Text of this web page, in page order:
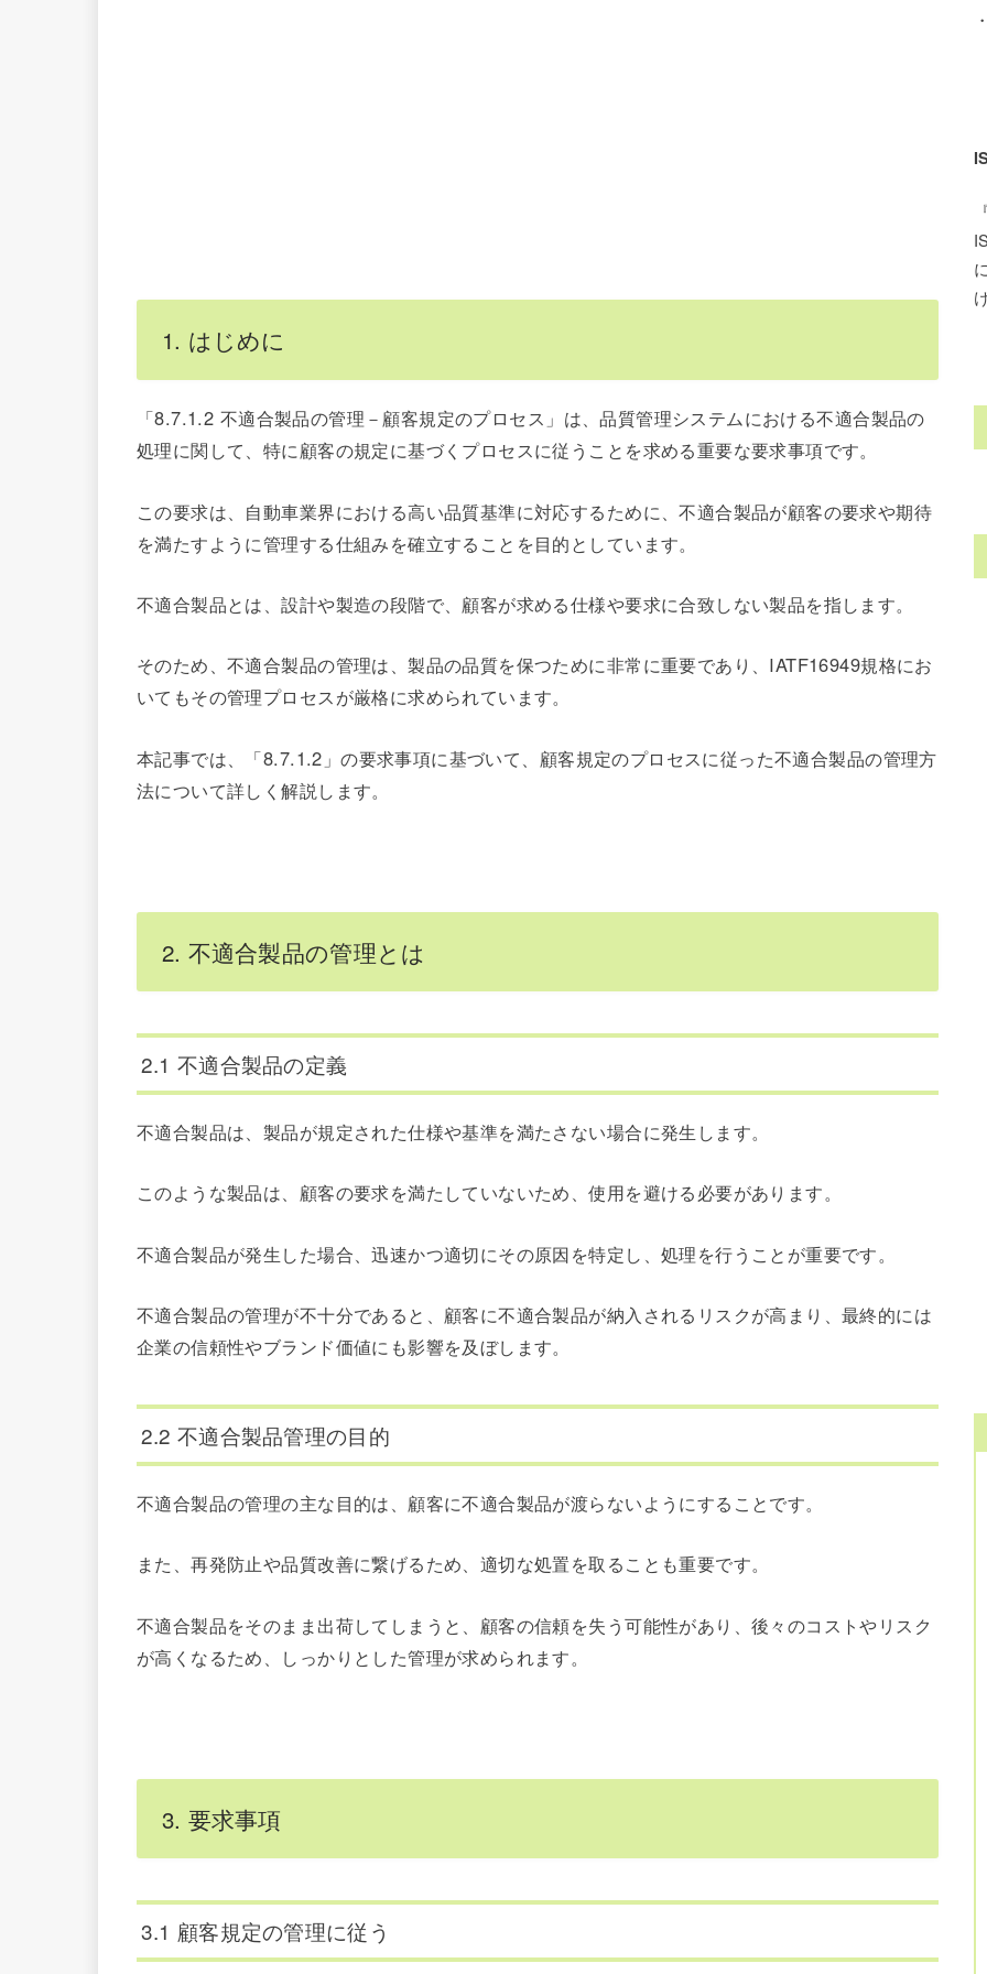
1. はじめに
「8.7.1.2 不適合製品の管理－顧客規定のプロセス」は、品質管理システムにおける不適合製品の
処理に関して、特に顧客の規定に基づくプロセスに従うことを求める重要な要求事項です。
この要求は、自動車業界における高い品質基準に対応するために、不適合製品が顧客の要求や期待
を満たすように管理する仕組みを確立することを目的としています。
不適合製品とは、設計や製造の段階で、顧客が求める仕様や要求に合致しない製品を指します。
そのため、不適合製品の管理は、製品の品質を保つために非常に重要であり、IATF16949規格にお
いてもその管理プロセスが厳格に求められています。
本記事では、「8.7.1.2」の要求事項に基づいて、顧客規定のプロセスに従った不適合製品の管理方
法について詳しく解説します。
2. 不適合製品の管理とは
2.1 不適合製品の定義
不適合製品は、製品が規定された仕様や基準を満たさない場合に発生します。
このような製品は、顧客の要求を満たしていないため、使用を避ける必要があります。
不適合製品が発生した場合、迅速かつ適切にその原因を特定し、処理を行うことが重要です。
不適合製品の管理が不十分であると、顧客に不適合製品が納入されるリスクが高まり、最終的には
企業の信頼性やブランド価値にも影響を及ぼします。
2.2 不適合製品管理の目的
不適合製品の管理の主な目的は、顧客に不適合製品が渡らないようにすることです。
また、再発防止や品質改善に繋げるため、適切な処置を取ることも重要です。
不適合製品をそのまま出荷してしまうと、顧客の信頼を失う可能性があり、後々のコストやリスク
が高くなるため、しっかりとした管理が求められます。
3. 要求事項
3.1 顧客規定の管理に従う